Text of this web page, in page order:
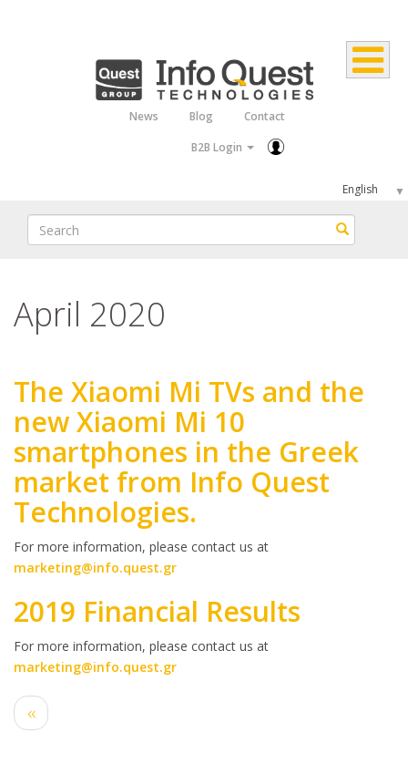
News Blog
Contact
B2B Login
Select
your
language
Search Search
April 2020
The Xiaomi Mi TVs and the
new Xiaomi Mi 10
smartphones in the Greek
market from Info Quest
Technologies.
Body
For more information, please contact us at
marketing@info.quest.gr
2019 Financial Results
Body
For more information, please contact us at
marketing@info.quest.gr
Pagination
Previous
page
‹‹